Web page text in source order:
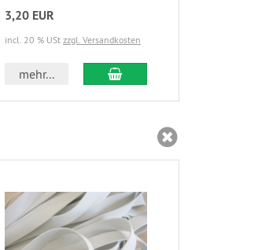
3,20 EUR
incl. 20 % USt zzgl. Versandkosten
mehr... In den Warenkorb